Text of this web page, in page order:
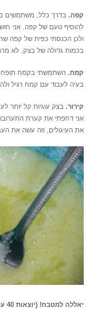
קפה.בדרך כלל, משתמשים
להוסיף טעם של קפה. אני
ולכן הכנסתי כפית של קפה
בכמות גדולה של בצק, לא
קמח.השתמשתי בקמח תופח,
בעיה לעבוד עם קמח רגיל
קירור.בצק עוגיות קל יותר
אני דחפתי את קערת
את העיגולים, וזה עשה את
יאללה למטבח! (יוצאות 40 עוגיות בגודל בינוני)